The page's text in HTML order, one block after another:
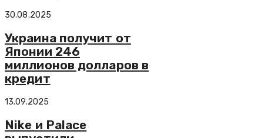
30.08.2025
Украина получит от
Японии 246
миллионов долларов в
кредит
13.09.2025
Nike и Palace